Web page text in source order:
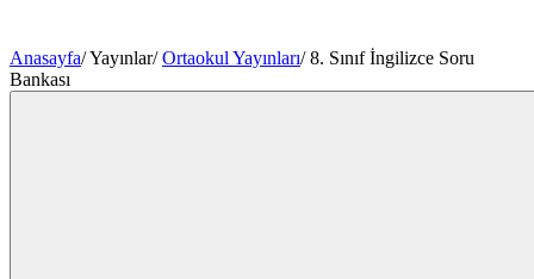
Anasayfa/Yayınlar/ Ortaokul Yayınları/ 8. Sınıf İngilizce Soru
Bankası